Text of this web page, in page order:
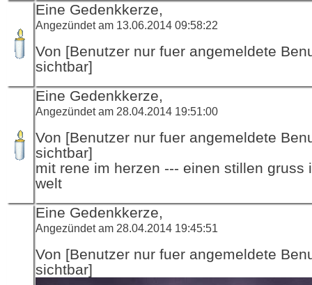
Eine Gedenkkerze,
Angezündet am 13.06.2014 09:58:22
Von [Benutzer nur fuer angemeldete
sichtbar]
Eine Gedenkkerze,
Angezündet am 28.04.2014 19:51:00
Von [Benutzer nur fuer angemeldete
sichtbar]
mit rene im herzen --- einen stillen gruss
welt
Eine Gedenkkerze,
Angezündet am 28.04.2014 19:45:51
Von [Benutzer nur fuer angemeldete
sichtbar]